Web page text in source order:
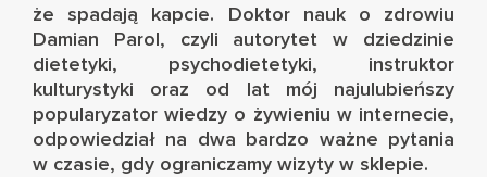
że spadają kapcie. Doktor nauk o zdrowiu
Damian Parol, czyli autorytet w dziedzinie
dietetyki, psychodietetyki, instruktor
kulturystyki oraz od lat mój najulubieńszy
popularyzator wiedzy o żywieniu w internecie,
odpowiedział na dwa bardzo ważne pytania
w czasie, gdy ograniczamy wizyty w sklepie.